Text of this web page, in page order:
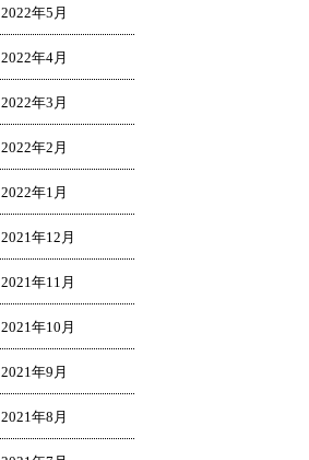
2022年5月
2022年4月
2022年3月
2022年2月
2022年1月
2021年12月
2021年11月
2021年10月
2021年9月
2021年8月